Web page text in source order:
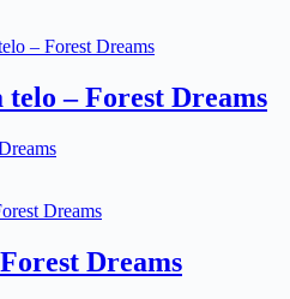
– Forest Dreams
Dreams